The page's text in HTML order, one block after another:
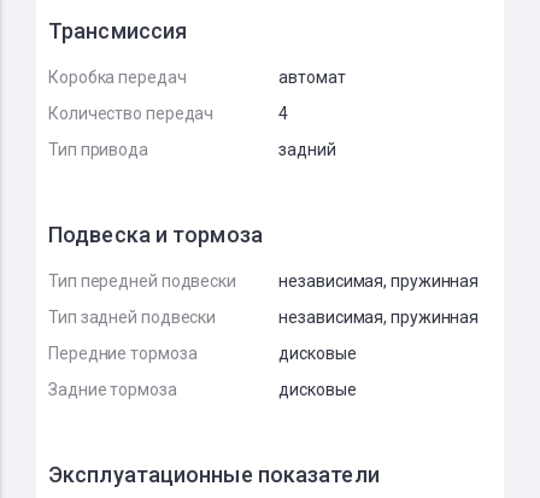
Трансмиссия
Коробка передач
автомат
Количество передач
4
Тип привода
задний
Подвеска и тормоза
Тип передней подвески
независимая, пружинная
Тип задней подвески
независимая, пружинная
Передние тормоза
дисковые
Задние тормоза
дисковые
Эксплуатационные показатели